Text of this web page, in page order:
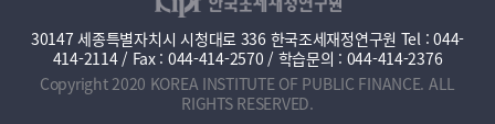
30147 세종특별자치시 시청대로 336 한국조세재정연구원 Tel : 044-
414-2114 / Fax : 044-414-2570 / 학습문의 : 044-414-2376
Copyright 2020 KOREA INSTITUTE OF PUBLIC FINANCE. ALL
RIGHTS RESERVED.